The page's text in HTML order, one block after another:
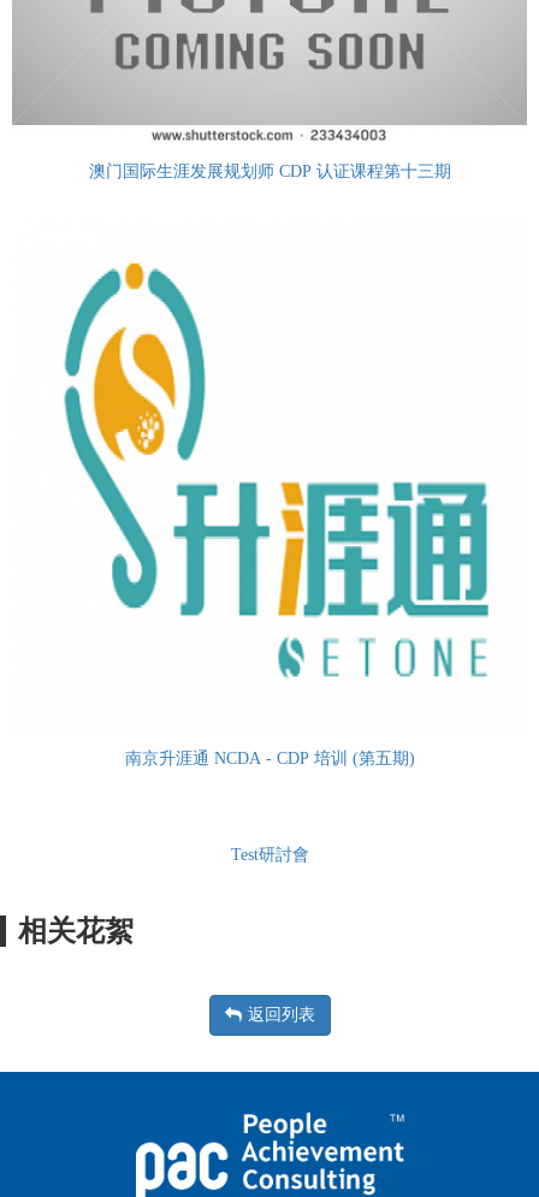
澳门国际生涯发展规划师 CDP 认证课程第十三期
南京升涯通 NCDA - CDP 培训 (第五期)
Test研討會
相关花絮
返回列表